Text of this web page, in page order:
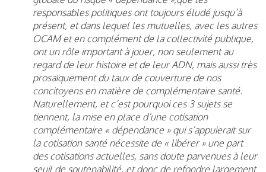
responsables politiques ont toujours éludé jusqu’à
présent, et dans lequel les mutuelles, avec les autres
OCAM et en complément de la collectivité publique,
ont un rôle important à jouer, non seulement au
regard de leur histoire et de leur ADN, mais aussi très
prosaïquement du taux de couverture de nos
concitoyens en matière de complémentaire santé.
Naturellement, et c’est pourquoi ces 3 sujets se
tiennent, la mise en place d’une cotisation
complémentaire « dépendance » qui s’appuierait sur
la cotisation santé nécessite de « libérer » une part
des cotisations actuelles, sans doute parvenues à leur
seuil de soutenabilité, et donc de refondre largement